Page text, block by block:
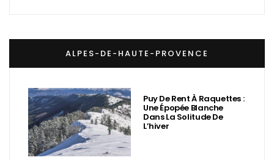
ALPES-DE-HAUTE-PROVENCE
Puy De Rent À Raquettes :
Une Épopée Blanche
Dans La Solitude De
L’hiver